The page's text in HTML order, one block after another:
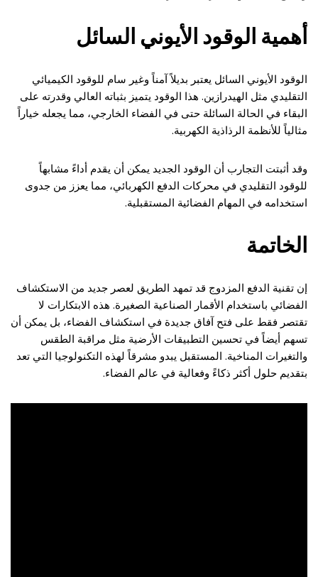
أهمية الوقود الأيوني السائل
الوقود الأيوني السائل يعتبر بديلاً آمناً وغير سام للوقود الكيميائي
التقليدي مثل الهيدرازين. هذا الوقود يتميز بثباته العالي وقدرته على
البقاء في الحالة السائلة حتى في الفضاء الخارجي، مما يجعله خياراً
مثالياً للأنظمة الرذاذية الكهربية.
وقد أثبتت التجارب أن الوقود الجديد يمكن أن يقدم أداءً مشابهاً
للوقود التقليدي في محركات الدفع الكهربائي، مما يعزز من جدوى
استخدامه في المهام الفضائية المستقبلية.
الخاتمة
إن تقنية الدفع المزدوج قد تمهد الطريق لعصر جديد من الاستكشاف
الفضائي باستخدام الأقمار الصناعية الصغيرة. هذه الابتكارات لا
تقتصر فقط على فتح آفاق جديدة في استكشاف الفضاء، بل يمكن أن
تسهم أيضاً في تحسين التطبيقات الأرضية مثل مراقبة الطقس
والتغيرات المناخية. المستقبل يبدو مشرقاً لهذه التكنولوجيا التي تعد
بتقديم حلول أكثر ذكاءً وفعالية في عالم الفضاء.